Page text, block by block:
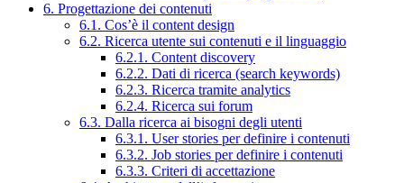
6. Progettazione dei contenuti
6.1. Cos’è il content design
6.2. Ricerca utente sui contenuti e il linguaggio
6.2.1. Content discovery
6.2.2. Dati di ricerca (search keywords)
6.2.3. Ricerca tramite analytics
6.2.4. Ricerca sui forum
6.3. Dalla ricerca ai bisogni degli utenti
6.3.1. User stories per definire i contenuti
6.3.2. Job stories per definire i contenuti
6.3.3. Criteri di accettazione